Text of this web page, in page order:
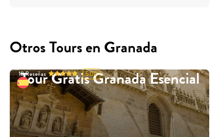
Otros Tours en Granada
Tour Gratis Granada Esencial
18Reseñas 5.00